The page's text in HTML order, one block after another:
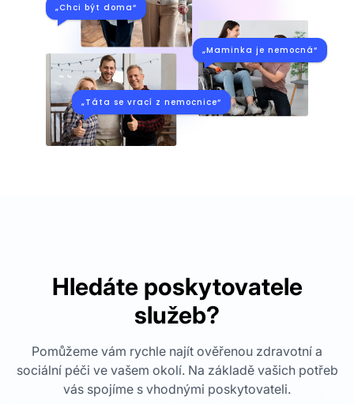
„Chci být doma“
„Maminka je nemocná“
„Táta se vrací z nemocnice“
Hledáte poskytovatele
služeb?
Pomůžeme vám rychle najít ověřenou zdravotní a
sociální péči ve vašem okolí. Na základě vašich potřeb
vás spojíme s vhodnými poskytovateli.